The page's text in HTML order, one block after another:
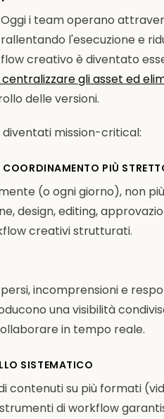
i team operano
l'esecuzione e
creativo è diventato
gli asset ed
delle versioni.
mission-critical:
PIÙ
(o ogni giorno), non più
design, editing,
creativi strutturati.
incomprensioni e
una visibilità
in tempo reale.
SISTEMATICO
contenuti su più formati
di workflow